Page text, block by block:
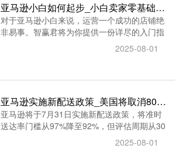
亚马逊小白如何起步_小白卖家零基础打造成功店铺之亚马逊运营入门指南
对于亚马逊小白来说，运营一个成功的店铺绝
非易事。智赢君将为你提供一份详尽的入门指
南，带你了解从店铺搭建到产品优化、从选品
策略到营销推广的全过程，并通过实际案例分
开启亚马逊运营之旅。
2025-08-01
亚马逊实施新配送政策_美国将取消800美元以下进口商品免税待遇
亚马逊将于7月31日实施新配送政策，将准时
送达率门槛从97%降至92%，但评估周期从30
天缩短至7天。美国总统特朗普近日签署行政命
令，宣布自8月29日起取消800美元以下进口商
2025-08-01